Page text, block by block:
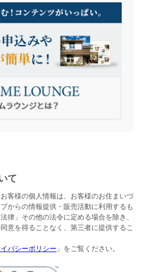
て
客様の個人情報は、お客様のお住まいづ
からの情報提供・販売活動に利用するも
律」その他の法令に定める場合を除き、
意を得ることなく、第三者に提供するこ
バシーポリシー 」をご覧ください。